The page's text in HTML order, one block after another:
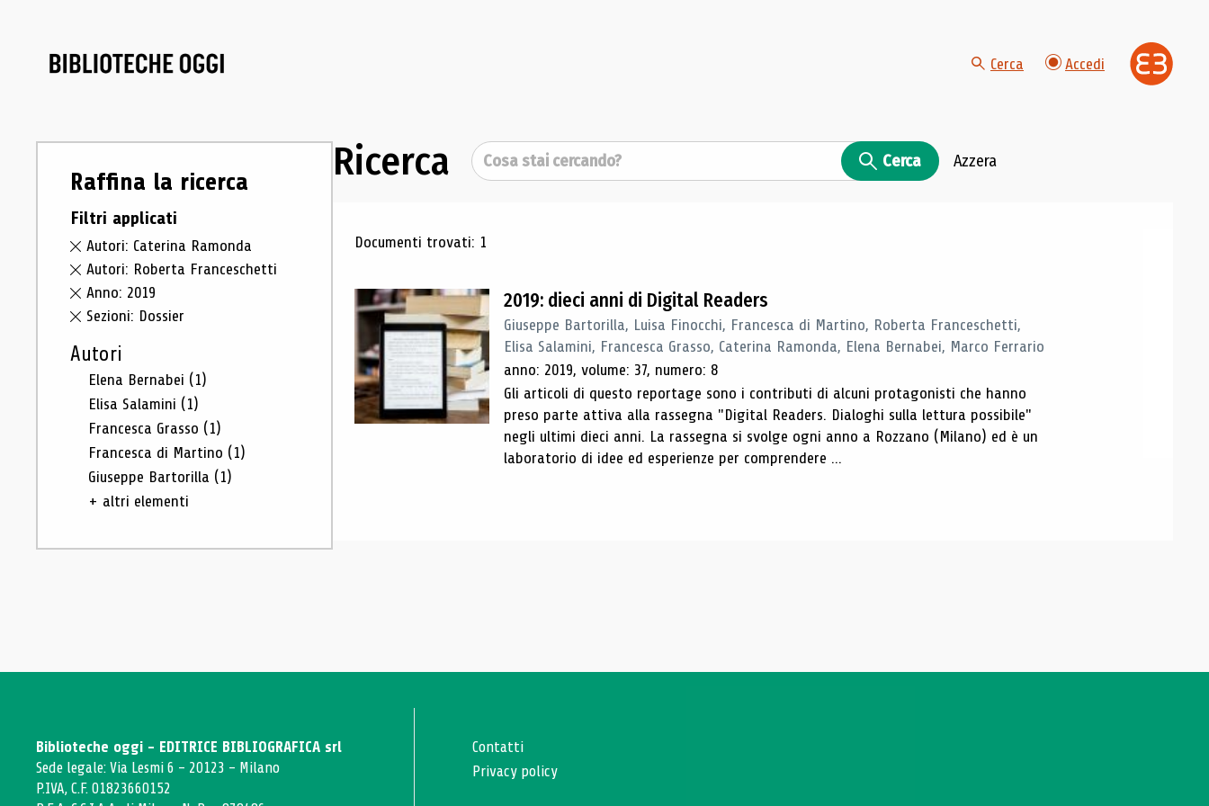
Cerca Accedi
Raffina la ricerca
Filtri applicati
Autori: Caterina Ramonda
Autori: Roberta Franceschetti
Anno: 2019
Sezioni: Dossier
Autori
Elena Bernabei (1)
Elisa Salamini (1)
Francesca Grasso (1)
Francesca di Martino (1)
Giuseppe Bartorilla (1)
+ altri elementi
Ricerca Cerca Cerca Azzera
Risultati di ricerca
Documenti trovati: 1
2019: dieci anni di Digital Readers
Giuseppe Bartorilla, Luisa Finocchi, Francesca di Martino, Roberta Franceschetti,
Elisa Salamini, Francesca Grasso, Caterina Ramonda, Elena Bernabei, Marco Ferrario
anno: 2019, volume: 37, numero: 8
Gli articoli di questo reportage sono i contributi di alcuni protagonisti che hanno
preso parte attiva alla rassegna "Digital Readers. Dialoghi sulla lettura possibile"
negli ultimi dieci anni. La rassegna si svolge ogni anno a Rozzano (Milano) ed è un
laboratorio di idee ed esperienze per comprendere ...
Biblioteche oggi - EDITRICE BIBLIOGRAFICA srl
Sede legale: Via Lesmi 6 - 20123 - Milano
P.IVA, C.F. 01823660152
Contatti
Privacy policy